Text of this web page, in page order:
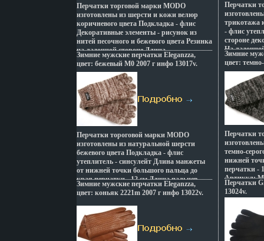
чуть дерзкой современной девушки
обладающей оригинальным вкусом и
жаждой самовыражения Каждая модель,
каждый цвет, каждый рисунок придуман
специально для этого бренда.
Перчатки торговой марки MODO
изготовлены из шерсти и кожи велюр
коричневого цвета Подкладка - флис
Декоративные элементы - рисунок из
нитей песочного и бежевого цвета Резинка
на ладонной стороне Длина
манжбщрэъеты от нижней точки
большого пальца до нижнего края
перчатки - 6 см Длина пальцев - средняя
Артикул: M6 Торговая марка: Eleganzza
Цвет: бежевый Размер: L;M;S Страна:
Румыния.
Зимние мужские перчатки Eleganzza,
цвет: бежевый M0 2007 г инфо 13017v.
Перчатки тороговой марки MODO
изготовлены из натуральной шерсти
бежевого цвета Подкладка - флис
утеплитель - синсулейт Длина манжеты
от нижней точки большого пальца до
края перчатки - 12 см Длина пальцев -
бщрээсредняя Артикул: M0 Торговая
марка: Eleganzza Цвет: бежевый Размер: S
Страна: Румыния.
Зимние мужские перчатки Eleganzza,
цвет: коньяк 2221m 2007 г инфо 13022v.
Перчатки
трикотажа
- флис
стороне
На
Длина
большого
см Длина
MKH 0462
Цвет: хаки
Румыния.
Зимние
цвет:
Перчатки
темно-
нижней
перчатки -
Артикул:
Eleganzza
Страна:
Перчатки
13024v.